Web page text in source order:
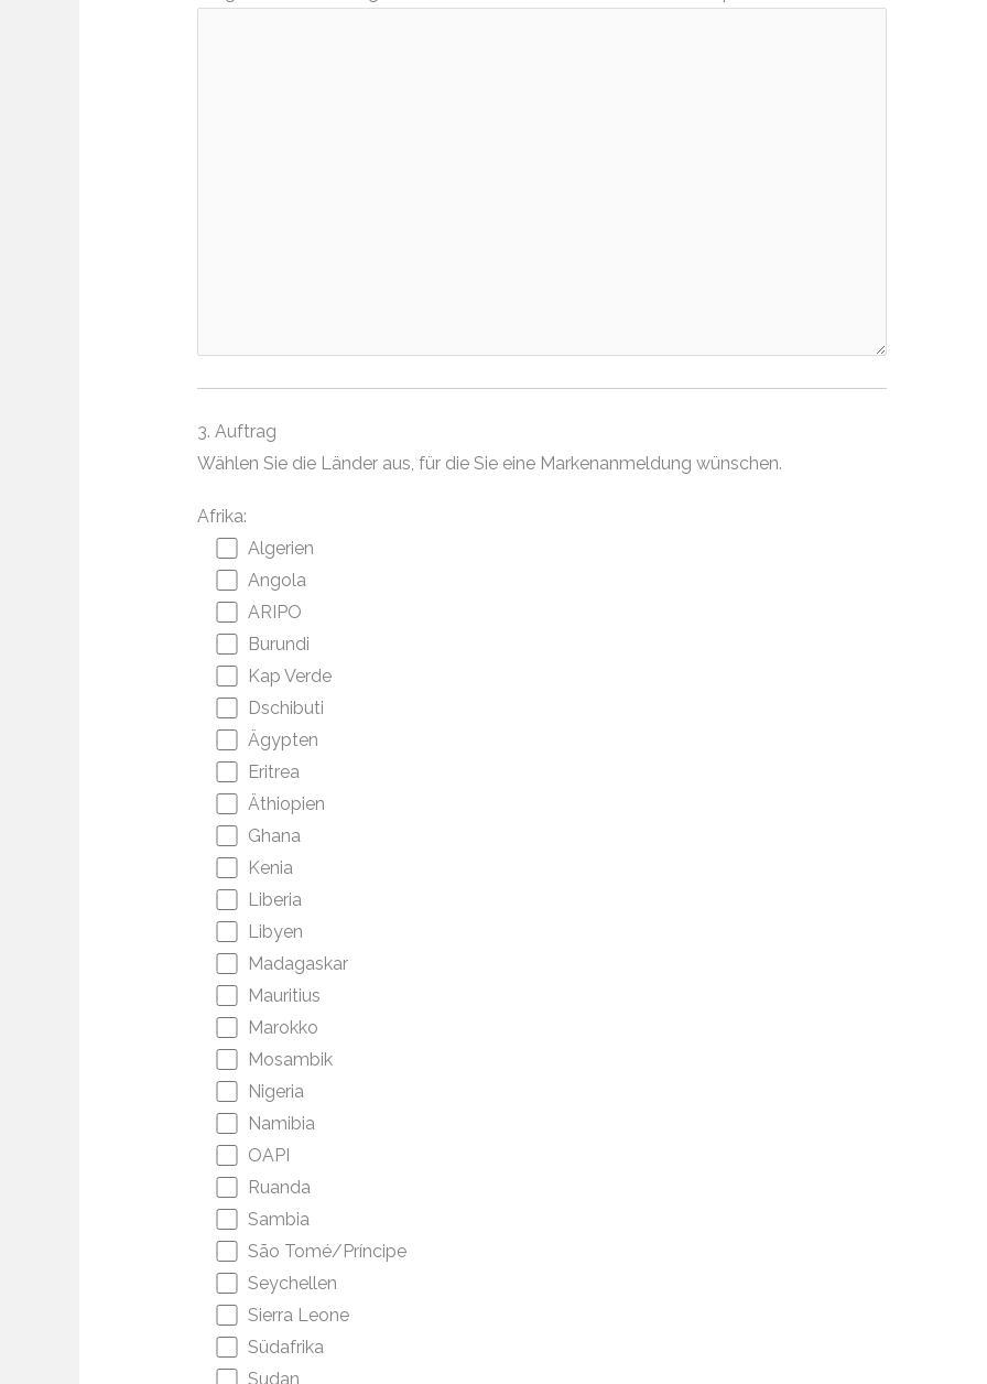
3. Auftrag
Wählen Sie die Länder aus, für die Sie eine Markenanmeldung wünschen.
Afrika:
Algerien
Angola
ARIPO
Burundi
Kap Verde
Dschibuti
Ägypten
Eritrea
Äthiopien
Ghana
Kenia
Liberia
Libyen
Madagaskar
Mauritius
Marokko
Mosambik
Nigeria
Namibia
OAPI
Ruanda
Sambia
São Tomé/Príncipe
Seychellen
Sierra Leone
Südafrika
Sudan